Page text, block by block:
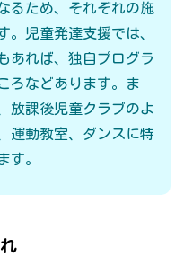
るため、それぞれの施
。児童発達支援では、
あれば、独自プログラ
ろなどあります。ま
放課後児童クラブのよ
運動教室、ダンスに特
す。